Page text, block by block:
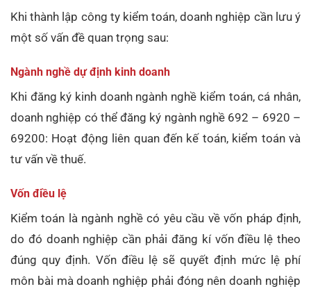
Khi thành lập công ty kiểm toán, doanh nghiệp cần lưu ý
một số vấn đề quan trọng sau:
Ngành nghề dự định kinh doanh
Khi đăng ký kinh doanh ngành nghề kiểm toán, cá nhân,
doanh nghiệp có thể đăng ký ngành nghề 692 – 6920 –
69200: Hoạt động liên quan đến kế toán, kiểm toán và
tư vấn về thuế.
Vốn điều lệ
Kiểm toán là ngành nghề có yêu cầu về vốn pháp định,
do đó doanh nghiệp cần phải đăng kí vốn điều lệ theo
đúng quy định. Vốn điều lệ sẽ quyết định mức lệ phí
môn bài mà doanh nghiệp phải đóng nên doanh nghiệp